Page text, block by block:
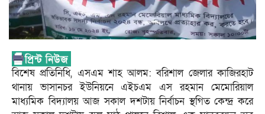
বিশেষ প্রতিনিধি, এসএম শাহ আলম: বরিশাল জেলার কাজিরহাট
থানায় ভাসানচর ইউনিয়নে এইচএম এস রহমান মেমোরিয়াল
মাধ্যমিক বিদ্যালয় আজ সকাল দশটায় নির্বাচন স্থগিত কেন্দ্র করে